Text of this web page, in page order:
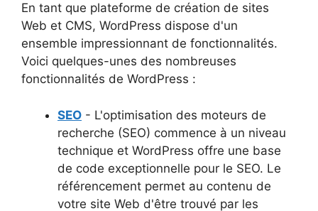
En tant que plateforme de création de sites
Web et CMS, WordPress dispose d'un
ensemble impressionnant de fonctionnalités.
Voici quelques-unes des nombreuses
fonctionnalités de WordPress :
SEO - L'optimisation des moteurs de
recherche (SEO) commence à un niveau
technique et WordPress offre une base
de code exceptionnelle pour le SEO. Le
référencement permet au contenu de
votre site Web d'être trouvé par les